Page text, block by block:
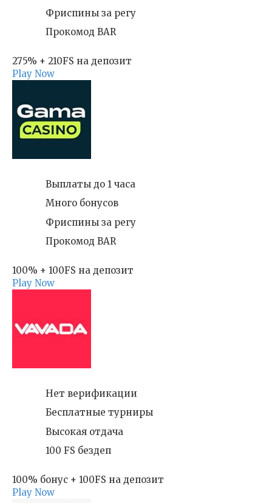
Фриспины за регу
Прокомод BAR
275% + 210FS на депозит
Play Now
Выплаты до 1 часа
Много бонусов
Фриспины за регу
Прокомод BAR
100% + 100FS на депозит
Play Now
Нет верификации
Бесплатные турниры
Высокая отдача
100 FS бездеп
100% бонус + 100FS на депозит
Play Now